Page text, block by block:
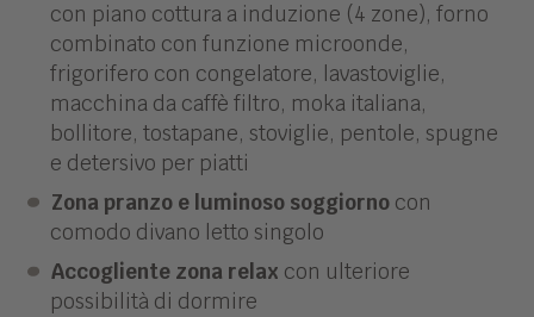
con piano cottura a induzione (4 zone), forno
combinato con funzione microonde,
frigorifero con congelatore, lavastoviglie,
macchina da caffè filtro, moka italiana,
bollitore, tostapane, stoviglie, pentole, spugne
e detersivo per piatti
Zona pranzo e luminoso soggiorno con
comodo divano letto singolo
Accogliente zona relax con ulteriore
possibilità di dormire